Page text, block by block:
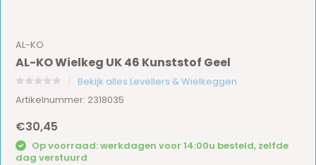
AL-KO
AL-KO Wielkeg UK 46 Kunststof Geel
Bekijk alles Levellers & Wielkeggen
Artikelnummer: 2318035
€30,45
Op voorraad: werkdagen voor 14:00u besteld, zelfde
dag verstuurd